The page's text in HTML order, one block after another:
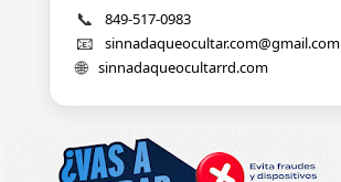
📞 849-517-0983
📧 sinnadaqueocultar.com@gmail.com
🌐 sinnadaqueocultarrd.com